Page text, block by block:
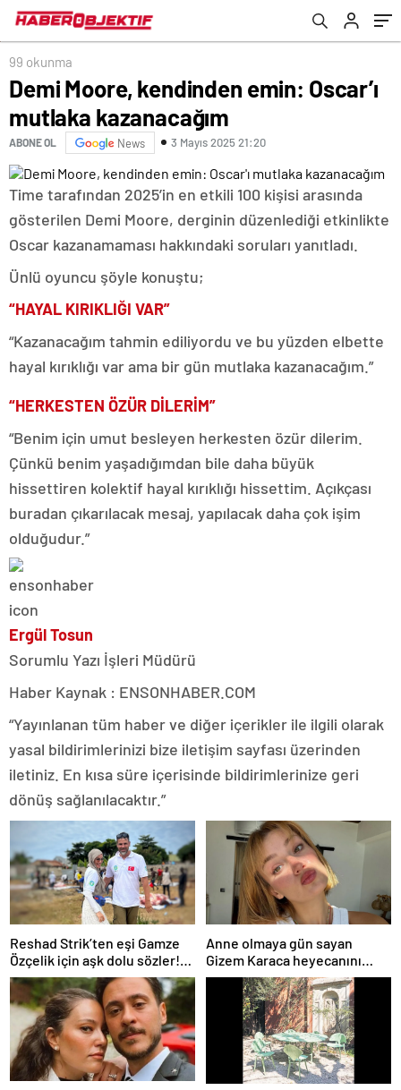
99 okunma
Demi Moore, kendinden emin: Oscar’ı
mutlaka kazanacağım
ABONE OL News 3 Mayıs 2025 21:20
Time tarafından 2025’in en etkili 100 kişisi arasında
gösterilen Demi Moore, derginin düzenlediği etkinlikte
Oscar kazanamaması hakkındaki soruları yanıtladı.
Ünlü oyuncu şöyle konuştu;
“HAYAL KIRIKLIĞI VAR”
“Kazanacağım tahmin ediliyordu ve bu yüzden elbette
hayal kırıklığı var ama bir gün mutlaka kazanacağım.”
“HERKESTEN ÖZÜR DİLERİM”
“Benim için umut besleyen herkesten özür dilerim.
Çünkü benim yaşadığımdan bile daha büyük
hissettiren kolektif hayal kırıklığı hissettim. Açıkçası
buradan çıkarılacak mesaj, yapılacak daha çok işim
olduğudur.”
Ergül Tosun
Sorumlu Yazı İşleri Müdürü
Haber Kaynak : ENSONHABER.COM
“Yayınlanan tüm haber ve diğer içerikler ile ilgili olarak
yasal bildirimlerinizi bize iletişim sayfası üzerinden
iletiniz. En kısa süre içerisinde bildirimlerinize geri
dönüş sağlanılacaktır.”
Reshad Strik’ten eşi Gamze
Özçelik için aşk dolu sözler!
“Benim cennetim…”
Anne olmaya gün sayan
Gizem Karaca heyecanını
paylaştı! “Senelerdir annelik
yapıyorum ama bu sene
farklı…”